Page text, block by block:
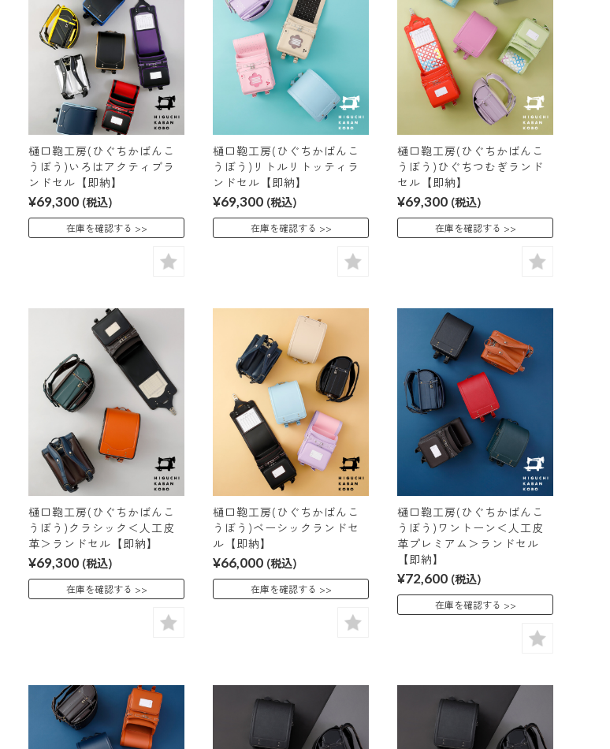
樋口鞄工房(ひぐちかばんこ
うぼう)いろはアクティブラ
ンドセル【即納】
¥69,300 (税込)
在庫を確認する
樋口鞄工房(ひぐちかばんこ
うぼう)リトルリトッティラ
ンドセル【即納】
¥69,300 (税込)
在庫を確認する
樋口鞄工房(ひぐちかばんこ
うぼう)ひぐちつむぎランド
セル【即納】
¥69,300 (税込)
在庫を確認する
樋口鞄工房(ひぐちかばんこ
うぼう)クラシック＜人工皮
革＞ランドセル【即納】
¥69,300 (税込)
在庫を確認する
樋口鞄工房(ひぐちかばんこ
うぼう)ベーシックランドセ
ル【即納】
¥66,000 (税込)
在庫を確認する
樋口鞄工房(ひぐちかばんこ
うぼう)ワントーン＜人工皮
革プレミアム＞ランドセル
【即納】
¥72,600 (税込)
在庫を確認する